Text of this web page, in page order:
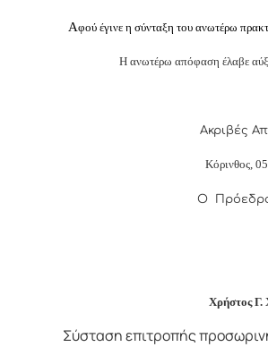
Αφού έγινε η σύνταξη του ανωτέρω
Η ανωτέρω απόφαση έλαβε
Ακριβές
Κόρινθος, 05
Ο
Χρήστος Γ.
Σύσταση επιτροπής